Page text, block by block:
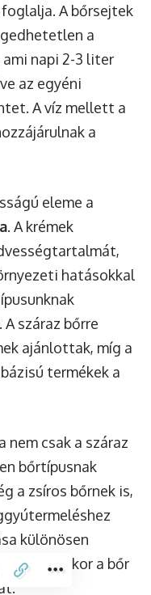
A bőrsejtek
a
ami napi 2-3 liter
az egyéni
A víz mellett a
a
eleme a
. A krémek
hatásokkal
száraz bőrre
ajánlottak, míg a
termékek a
nem csak a száraz
bőrtípusnak
a zsíros bőrnek is,
különösen
után
, amikor a bőr